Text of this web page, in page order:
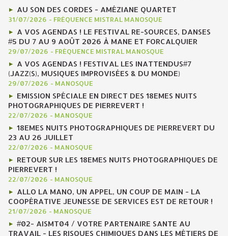
AU SON DES CORDES - AMÉZIANE QUARTET
31/07/2026 - FRÉQUENCE MISTRAL MANOSQUE
A VOS AGENDAS ! LE FESTIVAL RE-SOURCES, DANSES
#5 DU 7 AU 9 AOÛT 2026 À MANE ET FORCALQUIER
29/07/2026 - FRÉQUENCE MISTRAL MANOSQUE
A VOS AGENDAS ! FESTIVAL LES INATTENDUS#7
(JAZZ(S), MUSIQUES IMPROVISÉES & DU MONDE)
29/07/2026 - MANOSQUE
EMISSION SPÉCIALE EN DIRECT DES 18EMES NUITS
PHOTOGRAPHIQUES DE PIERREVERT !
22/07/2026 - MANOSQUE
18EMES NUITS PHOTOGRAPHIQUES DE PIERREVERT DU
23 AU 26 JUILLET
22/07/2026 - MANOSQUE
RETOUR SUR LES 18EMES NUITS PHOTOGRAPHIQUES DE
PIERREVERT !
22/07/2026 - MANOSQUE
ALLO LA MANO, UN APPEL, UN COUP DE MAIN - LA
COOPÉRATIVE JEUNESSE DE SERVICES EST DE RETOUR !
21/07/2026 - MANOSQUE
#02- AISMT04 / VOTRE PARTENAIRE SANTE AU
TRAVAIL - LES RISQUES CHIMIQUES DANS LES MÉTIERS DE